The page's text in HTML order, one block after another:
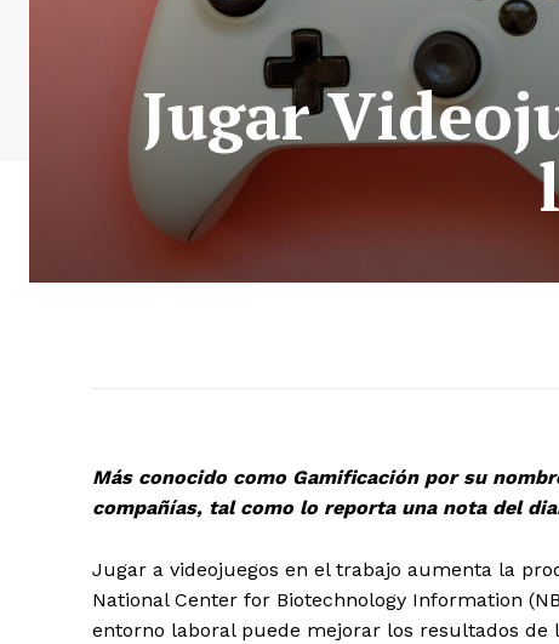
Jugar
Más conocido como Gamificación por su
compañías, tal como lo reporta una nota del
Jugar a videojuegos en el trabajo aumenta la
National Center for Biotechnology Information
entorno laboral puede mejorar los resultados